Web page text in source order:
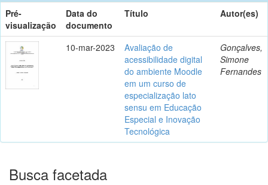
Pré-
visualização
Data do
documento
Título Autor(es)
10-mar-2023
Avaliação de
acessibilidade digital
do ambiente Moodle
em um curso de
especialização lato
sensu em Educação
Especial e Inovação
Tecnológica
Gonçalves,
Simone
Fernandes
Busca facetada